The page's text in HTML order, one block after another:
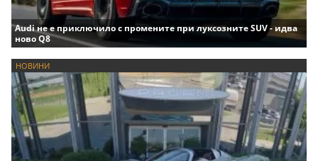
Audi не е приключило с промените при луксозните SUV - идва
ново Q8
НОВИНИ